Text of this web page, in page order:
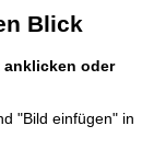
Blick
oder
"Bild einfügen" in